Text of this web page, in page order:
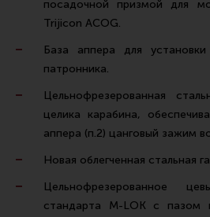
Релоадинг
Линия Огня Медиа
Все разделы
Новости
Мероприятия
Обзоры
посадочной призмой для
Trijicon ACOG.
База аппера для
патронника.
Цельнофрезерованная
целика карабина,
аппера (п.2) цанговый зажим
Новая облегченная стальная
Цельнофрезерованное
стандарта M-LOK с пазом